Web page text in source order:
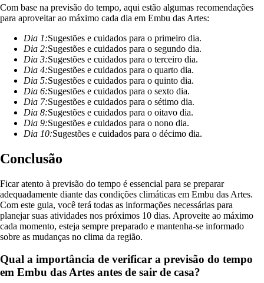
Com base na previsão do tempo, aqui estão algumas recomendações
para aproveitar ao máximo cada dia em Embu das Artes:
Dia 1:Sugestões e cuidados para o primeiro dia.
Dia 2:Sugestões e cuidados para o segundo dia.
Dia 3:Sugestões e cuidados para o terceiro dia.
Dia 4:Sugestões e cuidados para o quarto dia.
Dia 5:Sugestões e cuidados para o quinto dia.
Dia 6:Sugestões e cuidados para o sexto dia.
Dia 7:Sugestões e cuidados para o sétimo dia.
Dia 8:Sugestões e cuidados para o oitavo dia.
Dia 9:Sugestões e cuidados para o nono dia.
Dia 10:Sugestões e cuidados para o décimo dia.
Conclusão
Ficar atento à previsão do tempo é essencial para se preparar
adequadamente diante das condições climáticas em Embu das Artes.
Com este guia, você terá todas as informações necessárias para
planejar suas atividades nos próximos 10 dias. Aproveite ao máximo
cada momento, esteja sempre preparado e mantenha-se informado
sobre as mudanças no clima da região.
Qual a importância de verificar a previsão do tempo
em Embu das Artes antes de sair de casa?